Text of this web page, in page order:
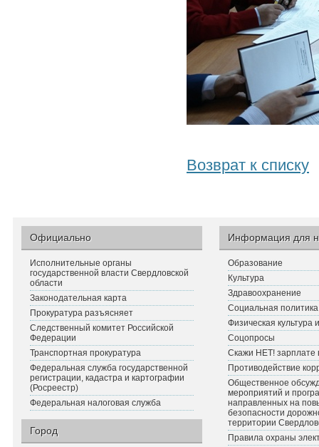
Возврат к списку
Официально
Исполнительные органы
государственной власти Свердловской
области
Законодательная карта
Прокуратура разъясняет
Следственный комитет Российской
Федерации
Транспортная прокуратура
Федеральная служба государственной
регистрации, кадастра и картографии
(Росреестр)
Федеральная налоговая служба
Город
Информация для
Образование
Культура
Здравоохранение
Социальная политика
Физическая культура
Соцопросы
Скажи НЕТ! зарплате
Противодействие
Общественное
мероприятий и
направленных на
безопасности
территории
Правила охраны